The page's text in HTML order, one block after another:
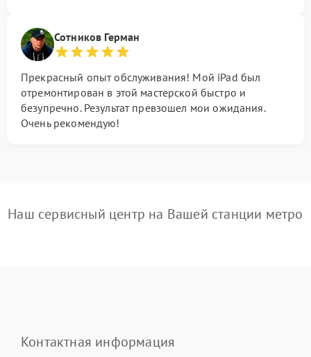
Сотников Герман
Прекрасный опыт обслуживания! Мой iPad был
отремонтирован в этой мастерской быстро и
безупречно. Результат превзошел мои ожидания.
Очень рекомендую!
Наш сервисный центр на Вашей станции метро
Контактная информация